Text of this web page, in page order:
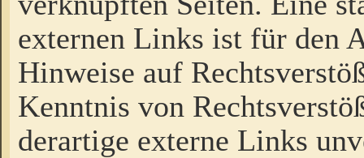
externen Links ist für den
Hinweise auf
Kenntnis von
derartige externe Links